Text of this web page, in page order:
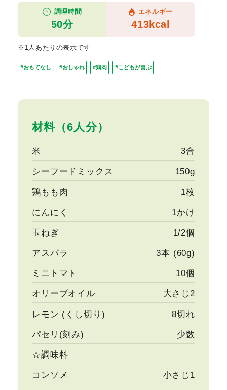
材料（6人分）
米 3合
シーフードミックス 150g
鶏もも肉 1枚
にんにく 1かけ
玉ねぎ 1/2個
アスパラ 3本 (60g)
ミニトマト 10個
オリーブオイル 大さじ2
レモン (くし切り) 8切れ
パセリ(刻み) 少数
☆調味料
コンソメ 小さじ1
調理時間
50分
エネルギー
413kcal
※1人あたりの表示です
#おもてなし #おしゃれ #鶏肉 #こどもが喜ぶ